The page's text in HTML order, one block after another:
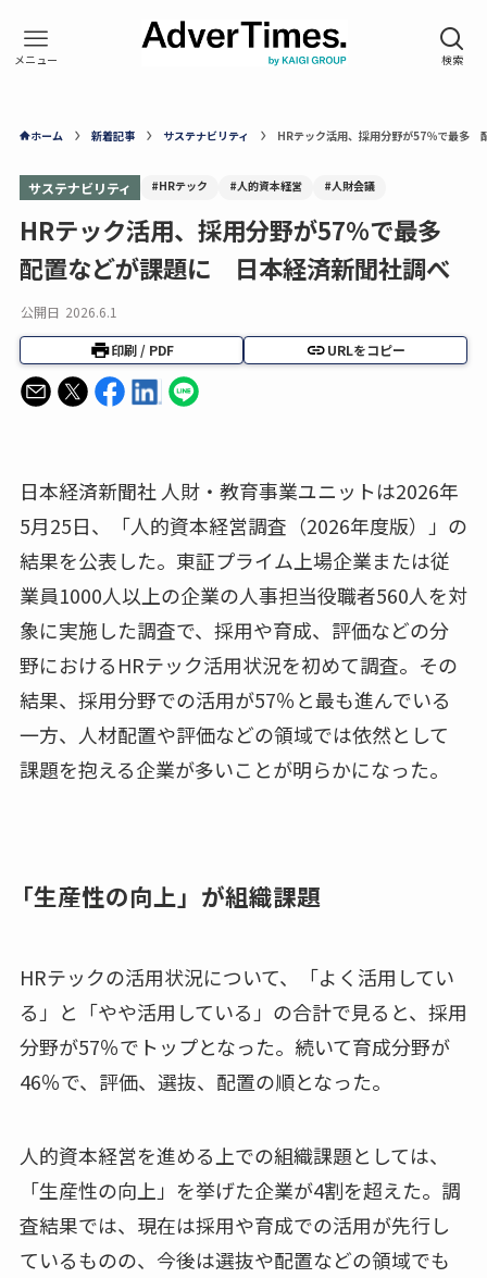
ホーム 新着記事 サステナビリティ HRテック活用、採用分野が57％で最多
サステナビリティ #HRテック #人的資本経営 #人財会議
HRテック活用、採用分野が57％で最多
配置などが課題に 日本経済新聞社調べ
公開日 2026.6.1
印刷 / PDF URLをコピー
日本経済新聞社 人財・教育事業ユニットは2026年
5月25日、「人的資本経営調査（2026年度版）」の
結果を公表した。東証プライム上場企業または従
業員1000人以上の企業の人事担当役職者560人を対
象に実施した調査で、採用や育成、評価などの分
野におけるHRテック活用状況を初めて調査。その
結果、採用分野での活用が57％と最も進んでいる
一方、人材配置や評価などの領域では依然として
課題を抱える企業が多いことが明らかになった。
「生産性の向上」が組織課題
HRテックの活用状況について、「よく活用してい
る」と「やや活用している」の合計で見ると、採用
分野が57％でトップとなった。続いて育成分野が
46％で、評価、選抜、配置の順となった。
人的資本経営を進める上での組織課題としては、
「生産性の向上」を挙げた企業が4割を超えた。調
査結果では、現在は採用や育成での活用が先行し
ているものの、今後は選抜や配置などの領域でも